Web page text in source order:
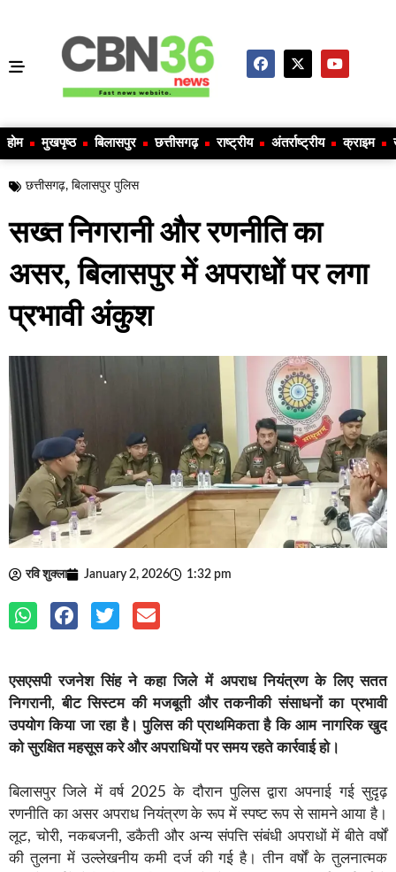
होम मुखपृष्ठ बिलासपुर छत्तीसगढ़ राष्ट्रीय अंतर्राष्ट्रीय क्राइम
छत्तीसगढ़, बिलासपुर पुलिस
सख्त निगरानी और रणनीति का
असर, बिलासपुर में अपराधों पर लगा
प्रभावी अंकुश
रवि शुक्ला January 2, 2026 1:32 pm
एसएसपी रजनेश सिंह ने कहा जिले में अपराध नियंत्रण के लिए सतत
निगरानी, बीट सिस्टम की मजबूती और तकनीकी संसाधनों का प्रभावी
उपयोग किया जा रहा है। पुलिस की प्राथमिकता है कि आम नागरिक खुद
को सुरक्षित महसूस करे और अपराधियों पर समय रहते कार्रवाई हो।
बिलासपुर जिले में वर्ष 2025 के दौरान पुलिस द्वारा अपनाई गई सुदृढ़
रणनीति का असर अपराध नियंत्रण के रूप में स्पष्ट रूप से सामने आया है।
लूट, चोरी, नकबजनी, डकैती और अन्य संपत्ति संबंधी अपराधों में बीते वर्षों
की तुलना में उल्लेखनीय कमी दर्ज की गई है। तीन वर्षों के तुलनात्मक